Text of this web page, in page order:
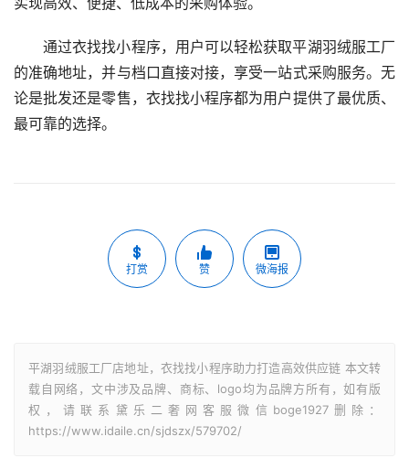
通过衣找找小程序，用户可以轻松获取平湖羽绒服工厂
的准确地址，并与档口直接对接，享受一站式采购服务。无
论是批发还是零售，衣找找小程序都为用户提供了最优质、
最可靠的选择。
打赏 赞 微海报
平湖羽绒服工厂店地址，衣找找小程序助力打造高效供应链 本文转
载自网络，文中涉及品牌、商标、logo均为品牌方所有，如有版
权，请联系黛乐二奢网客服微信boge1927删除：
https://www.idaile.cn/sjdszx/579702/